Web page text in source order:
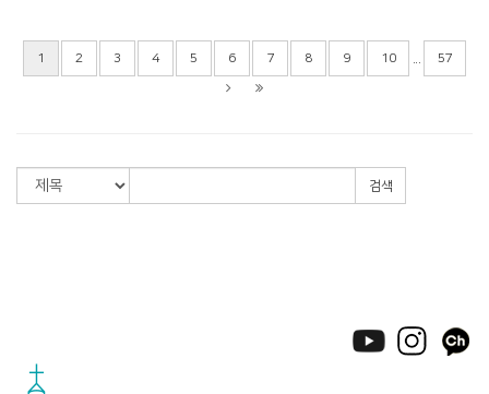
1 2 3 4 5 6 7 8 9 10 57
검색